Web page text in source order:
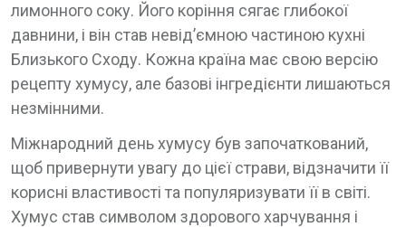
лимонного соку. Його коріння сягає глибокої
давнини, і він став невід’ємною частиною кухні
Близького Сходу. Кожна країна має свою версію
рецепту хумусу, але базові інгредієнти лишаються
незмінними.
Міжнародний день хумусу був започаткований,
щоб привернути увагу до цієї страви, відзначити її
корисні властивості та популяризувати її в світі.
Хумус став символом здорового харчування і